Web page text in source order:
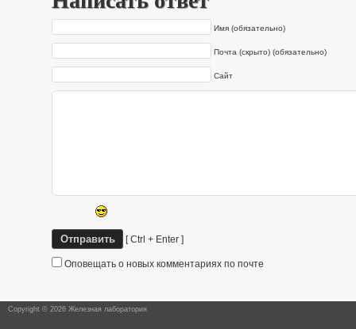
Имя (обязательно)
Почта (скрыто) (обязательно)
Сайт
[ Ctrl + Enter ]
Оповещать о новых комментариях по почте
Copyright © 2026 Железная лаборатория